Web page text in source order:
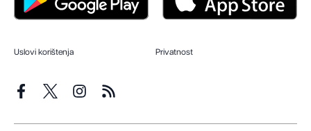
Uslovi korištenja Privatnost